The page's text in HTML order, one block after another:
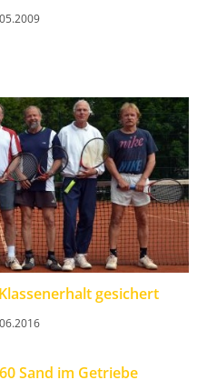
gesichert
Sand im Getriebe